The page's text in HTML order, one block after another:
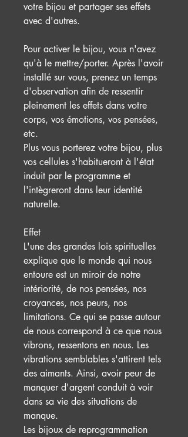
votre bijou et partager ses effets
avec d'autres.
Pour activer le bijou, vous n'avez
qu'à le mettre/porter. Après l'avoir
installé sur vous, prenez un temps
d'observation afin de ressentir
pleinement les effets dans votre
corps, vos émotions, vos pensées,
etc.
Plus vous porterez votre bijou, plus
vos cellules s'habitueront à l'état
induit par le programme et
l'intègreront dans leur identité
naturelle.
Effet
L'une des grandes lois spirituelles
explique que le monde qui nous
entoure est un miroir de notre
intériorité, de nos pensées, nos
croyances, nos peurs, nos
limitations. Ce qui se passe autour
de nous correspond à ce que nous
vibrons, ressentons en nous. Les
vibrations semblables s'attirent tels
des aimants. Ainsi, avoir peur de
manquer d'argent conduit à voir
dans sa vie des situations de
manque.
Les bijoux de reprogrammation